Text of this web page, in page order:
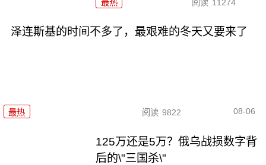
最热 阅读 11274
泽连斯基的时间不多了，最艰难的冬天又要来了
最热 阅读 9822 08-06
125万还是5万？俄乌战损数字背
后的\"三国杀\"